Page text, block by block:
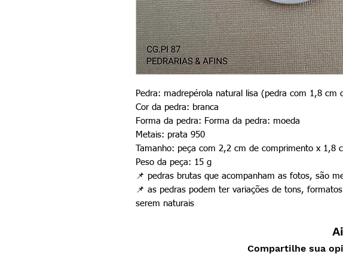
Pedra: madrepérola natural lisa (pedra com 1,8 cm
Cor da pedra: branca
Forma da pedra: Forma da pedra: moeda
Metais: prata 950
Tamanho: peça com 2,2 cm de comprimento x 1,8
Peso da peça: 15 g
📌 pedras brutas que acompanham as fotos, são
📌 as pedras podem ter variações de tons,
serem naturais
Compartilhe sua